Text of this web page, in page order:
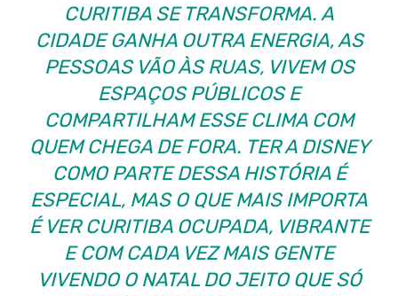
CURITIBA SE TRANSFORMA. A
CIDADE GANHA OUTRA ENERGIA, AS
PESSOAS VÃO ÀS RUAS, VIVEM OS
ESPAÇOS PÚBLICOS E
COMPARTILHAM ESSE CLIMA COM
QUEM CHEGA DE FORA. TER A DISNEY
COMO PARTE DESSA HISTÓRIA É
ESPECIAL, MAS O QUE MAIS IMPORTA
É VER CURITIBA OCUPADA, VIBRANTE
E COM CADA VEZ MAIS GENTE
VIVENDO O NATAL DO JEITO QUE SÓ